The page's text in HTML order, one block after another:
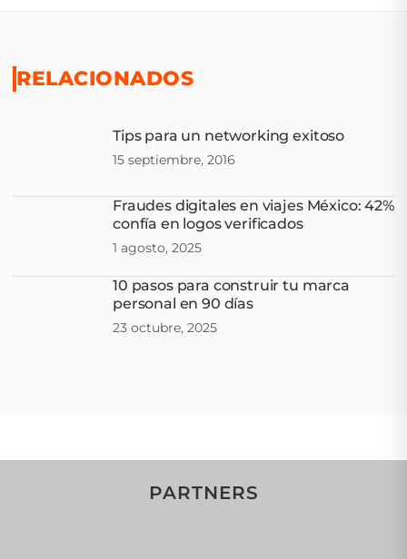
RELACIONADOS
Tips para un networking exitoso
15 septiembre, 2016
Fraudes digitales en viajes México: 42%
confía en logos verificados
1 agosto, 2025
10 pasos para construir tu marca
personal en 90 días
23 octubre, 2025
PARTNERS